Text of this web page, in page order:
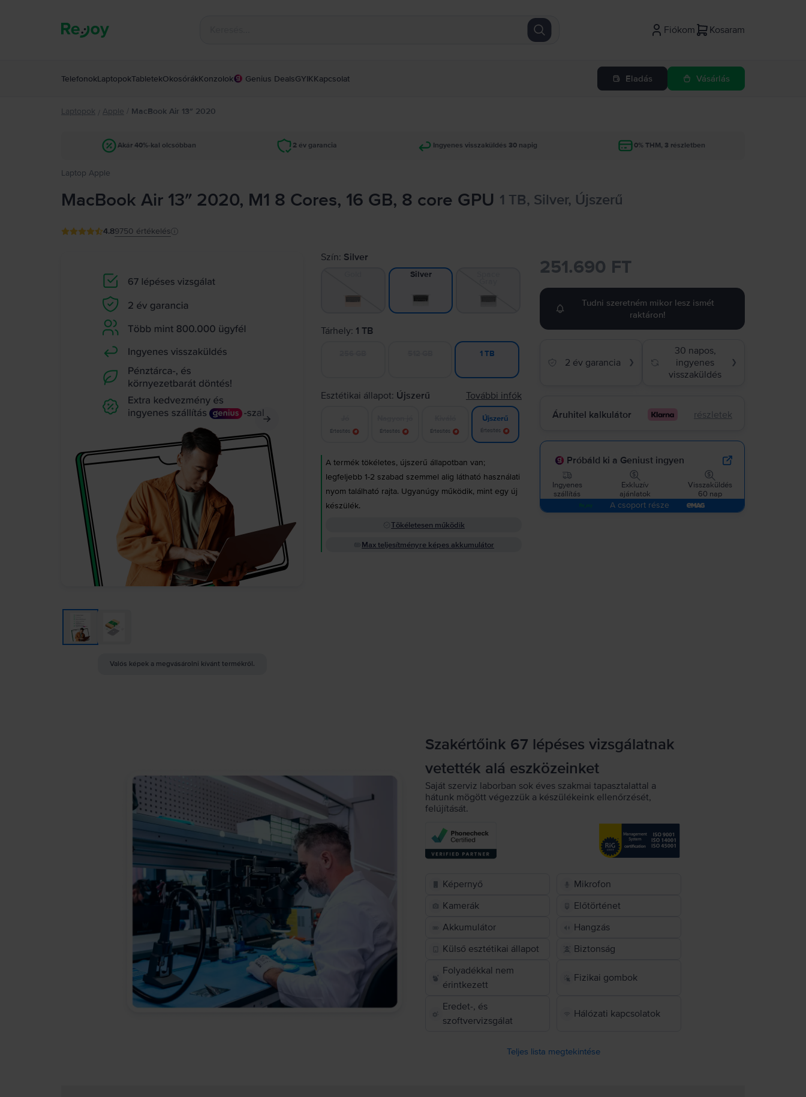
Fiókom Kosaram
TelefonokLaptopokTabletekOkosórákKonzolok Genius DealsGYIKKapcsolat Eladás Vásárlás
Laptopok / Apple / MacBook Air 13″ 2020
Akár 40%-kal olcsóbban 2 év garancia Ingyenes visszaküldés 30 napig 0% THM, 3 részletben
Laptop Apple
MacBook Air 13″ 2020, M1 8 Cores, 16 GB, 8 core GPU 1 TB, Silver, Újszerű
4.89750 értékelés
Valós képek a megvásárolni kívánt termékről.
Szín: Silver
Silver
Tárhely: 1 TB
1 TB
Esztétikai állapot: Újszerű További infók
Értesítés Értesítés Értesítés
Újszerű
Értesítés
A termék tökéletes, újszerű állapotban van;
legfeljebb 1-2 szabad szemmel alig látható használati
nyom található rajta. Ugyanúgy működik, mint egy új
készülék.
Tökéletesen működik
Max teljesítményre képes akkumulátor
251.690 FT
Tudni szeretném mikor lesz ismét
raktáron!
2 év garancia ❯
30 napos,
ingyenes
visszaküldés
❯
Áruhitel kalkulátor részletek
Próbáld ki a Geniust ingyen
Ingyenes
szállítás
Exkluzív
ajánlatok
Visszaküldés
60 nap
A csoport része
Szakértőink 67 lépéses vizsgálatnak
vetették alá eszközeinket
Saját szerviz laborban sok éves szakmai tapasztalattal a
hátunk mögött végezzük a készülékeink ellenőrzését,
felújítását.
Képernyő
Mikrofon
Kamerák
Előtörténet
Akkumulátor
Hangzás
Külső esztétikai állapot
Biztonság
Folyadékkal nem
érintkezett
Fizikai gombok
Eredet-, és
szoftvervizsgálat
Hálózati kapcsolatok
Teljes lista megtekintése